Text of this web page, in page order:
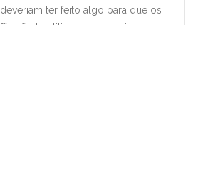
deveriam ter feito algo para que os
fãs não hostilizassem a guria como